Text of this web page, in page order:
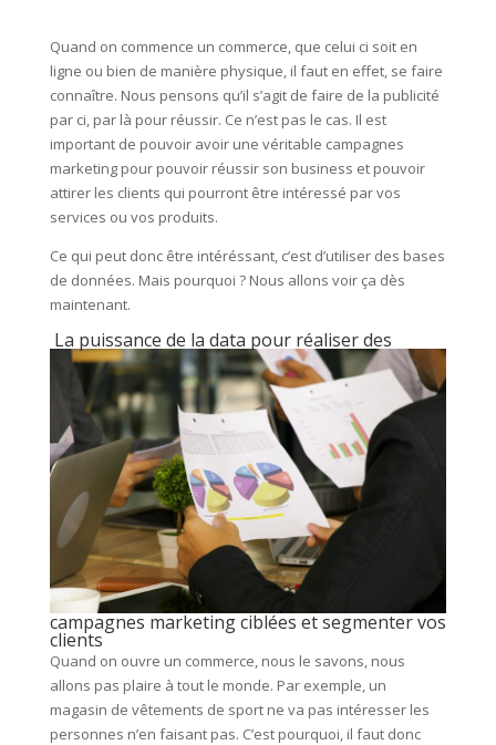
Quand on commence un commerce, que celui ci soit en
ligne ou bien de manière physique, il faut en effet, se faire
connaître. Nous pensons qu’il s’agit de faire de la publicité
par ci, par là pour réussir. Ce n’est pas le cas. Il est
important de pouvoir avoir une véritable campagnes
marketing pour pouvoir réussir son business et pouvoir
attirer les clients qui pourront être intéressé par vos
services ou vos produits.
Ce qui peut donc être intéréssant, c’est d’utiliser des bases
de données. Mais pourquoi ? Nous allons voir ça dès
maintenant.
La puissance de la data pour réaliser des
campagnes marketing ciblées et segmenter vos
clients
Quand on ouvre un commerce, nous le savons, nous
allons pas plaire à tout le monde. Par exemple, un
magasin de vêtements de sport ne va pas intéresser les
personnes n’en faisant pas. C’est pourquoi, il faut donc